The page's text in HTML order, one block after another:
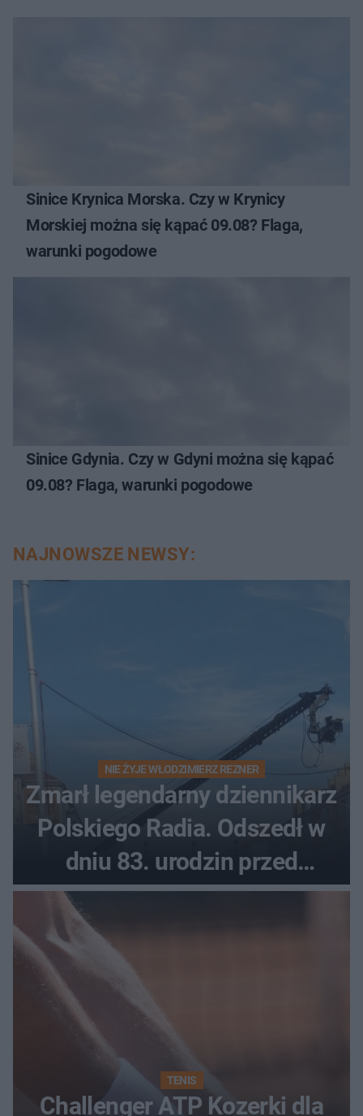
Sinice Krynica Morska. Czy w Krynicy
Morskiej można się kąpać 09.08? Flaga,
warunki pogodowe
Sinice Gdynia. Czy w Gdyni można się kąpać
09.08? Flaga, warunki pogodowe
NAJNOWSZE NEWSY:
NIE ŻYJE WŁODZIMIERZ REZNER
Zmarł legendarny dziennikarz
Polskiego Radia. Odszedł w
dniu 83. urodzin przed
finałem Tour de Pologne
TENIS
Challenger ATP Kozerki dla